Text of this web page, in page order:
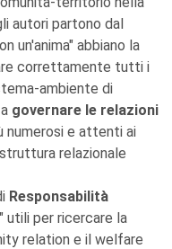
autori partono dal
un'anima" abbiano la
correttamente tutti i
ambiente di
governare le relazioni
numerosi e attenti ai
relazionale
Responsabilità
utili per ricercare la
relation e il welfare